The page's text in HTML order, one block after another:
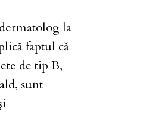
la
faptul că
de tip B,
sunt